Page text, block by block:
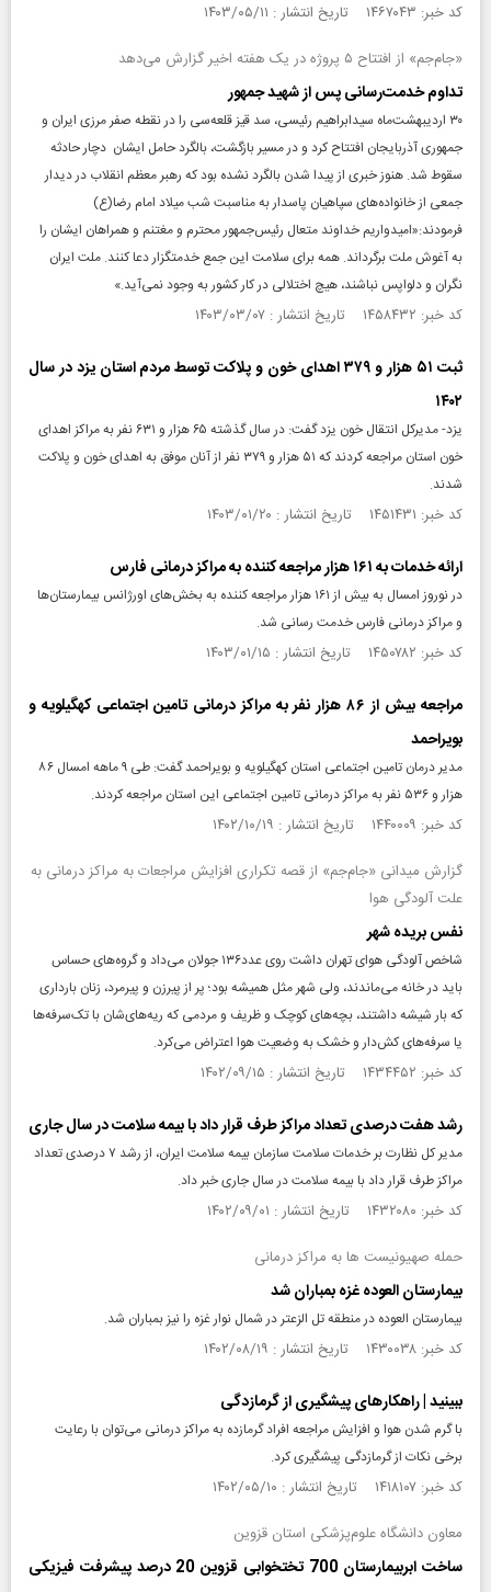
کد خبر: ۱۴۶۷۰۴۳ تاریخ انتشار : ۱۴۰۳/۰۵/۱۱
«جام‌جم» از افتتاح‌ ۵ پروژه در یک هفته اخیر گزارش می‌‎دهد
تداوم خدمت‌رسانی پس از شهید جمهور
۳۰ اردیبهشت‌ماه سیدابراهیم رئیسی، سد قیز قلعه‌سی را در نقطه صفر مرزی ایران و
جمهوری آذربایجان افتتاح کرد و در مسیر بازگشت، بالگرد حامل ایشان دچار حادثه
سقوط شد. هنوز خبری از پیدا شدن بالگرد نشده بود که رهبر معظم انقلاب در دیدار
جمعی از خانواده‌های سپاهیان پاسدار به مناسبت شب میلاد امام رضا(ع)
فرمودند:«امیدواریم خداوند متعال رئیس‌جمهور محترم و مغتنم و همراهان ایشان را
به آغوش ملت برگرداند. همه برای سلامت این جمع خدمتگزار دعا کنند. ملت ایران
نگران و دلواپس نباشند، هیچ اختلالی در کار کشور به وجود نمی‌آید.»
کد خبر: ۱۴۵۸۴۳۲ تاریخ انتشار : ۱۴۰۳/۰۳/۰۷
ثبت ۵۱ هزار و ۳۷۹ اهدای خون و پلاکت توسط مردم استان یزد در سال
۱۴۰۲
یزد- مدیرکل انتقال خون یزد گفت: در سال گذشته ۶۵ هزار و ۶۳۱ نفر به مراکز اهدای
خون استان مراجعه کردند که ۵۱ هزار و ۳۷۹ نفر از آنان موفق به اهدای خون و پلاکت
شدند.
کد خبر: ۱۴۵۱۴۳۱ تاریخ انتشار : ۱۴۰۳/۰۱/۲۰
ارائه خدمات به ۱۶۱ هزار مراجعه کننده به مراکز درمانی فارس
در نوروز امسال به بیش از ۱۶۱ هزار مراجعه کننده به بخش‌های اورژانس بیمارستان‌ها
و مراکز درمانی فارس خدمت رسانی شد.
کد خبر: ۱۴۵۰۷۸۲ تاریخ انتشار : ۱۴۰۳/۰۱/۱۵
مراجعه بیش از ۸۶ هزار نفر به مراکز درمانی تامین اجتماعی کهگیلویه و
بویراحمد
مدیر درمان تامین اجتماعی استان کهگیلویه و بویراحمد گفت: طی ۹ ماهه امسال ۸۶
هزار و ۵۳۶ نفر به مراکز درمانی تامین اجتماعی این استان مراجعه کردند.
کد خبر: ۱۴۴۰۰۰۹ تاریخ انتشار : ۱۴۰۲/۱۰/۱۹
گزارش میدانی «جام‌جم» از قصه تکراری افزایش مراجعات به مراکز درمانی به
علت آلودگی هوا
نفس بریده شهر
شاخص آلودگی هوای تهران داشت روی عدد۱۳۶ جولان می‌داد و گروه‌های حساس
باید در خانه می‌ماندند، ولی شهر مثل همیشه بود؛ پر از پیرزن و پیرمرد، زنان بارداری
که بار شیشه داشتند، بچه‌های کوچک و ظریف و مردمی که ریه‌های‌شان با تک‌سرفه‌ها
یا سرفه‌های کش‌دار و خشک به وضعیت هوا اعتراض می‌کرد.
کد خبر: ۱۴۳۴۴۵۲ تاریخ انتشار : ۱۴۰۲/۰۹/۱۵
رشد هفت درصدی تعداد مراکز طرف قرار داد با بیمه سلامت در سال جاری
مدیر کل نظارت بر خدمات سلامت سازمان بیمه سلامت ایران، از رشد ۷ درصدی تعداد
مراکز طرف قرار داد با بیمه سلامت در سال جاری خبر داد.
کد خبر: ۱۴۳۲۰۸۰ تاریخ انتشار : ۱۴۰۲/۰۹/۰۱
حمله صهیونیست‌ ها به مراکز درمانی
بیمارستان العوده غزه بمباران شد
بیمارستان العوده در منطقه تل الزعتر در شمال نوار غزه را نیز بمباران شد.
کد خبر: ۱۴۳۰۰۳۸ تاریخ انتشار : ۱۴۰۲/۰۸/۱۹
ببینید | راهکار‌های پیشگیری از گرمازدگی
با گرم شدن هوا و افزایش مراجعه افراد گرمازده به مراکز درمانی می‌توان با رعایت
برخی نکات از گرمازدگی پیشگیری کرد.
کد خبر: ۱۴۱۸۱۰۷ تاریخ انتشار : ۱۴۰۲/۰۵/۱۰
معاون‌ دانشگاه علوم‌پزشکی استان قزوین
ساخت ابربیمارستان 700 تختخوابی قزوین 20 درصد پیشرفت فیزیکی